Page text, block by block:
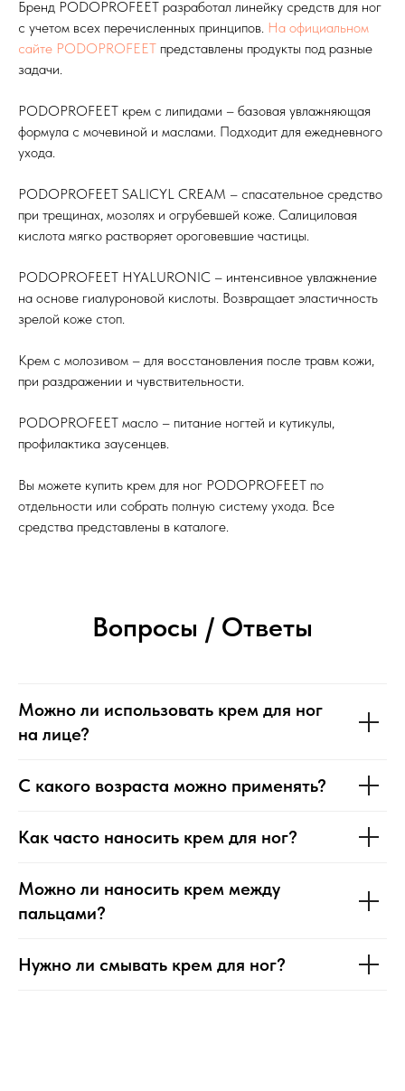
Бренд PODOPROFEET разработал линейку средств для ног
с учетом всех перечисленных принципов. На официальном
сайте PODOPROFEET представлены продукты под разные
задачи.
PODOPROFEET крем c липидами – базовая увлажняющая
формула с мочевиной и маслами. Подходит для ежедневного
ухода.
PODOPROFEET SALICYL CREAM – спасательное средство
при трещинах, мозолях и огрубевшей коже. Салициловая
кислота мягко растворяет ороговевшие частицы.
PODOPROFEET HYALURONIC – интенсивное увлажнение
на основе гиалуроновой кислоты. Возвращает эластичность
зрелой коже стоп.
Крем с молозивом – для восстановления после травм кожи,
при раздражении и чувствительности.
PODOPROFEET масло – питание ногтей и кутикулы,
профилактика заусенцев.
Вы можете купить крем для ног PODOPROFEET по
отдельности или собрать полную систему ухода. Все
средства представлены в каталоге.
Вопросы / Ответы
Можно ли использовать крем для ног
на лице?
С какого возраста можно применять?
Как часто наносить крем для ног?
Можно ли наносить крем между
пальцами?
Нужно ли смывать крем для ног?